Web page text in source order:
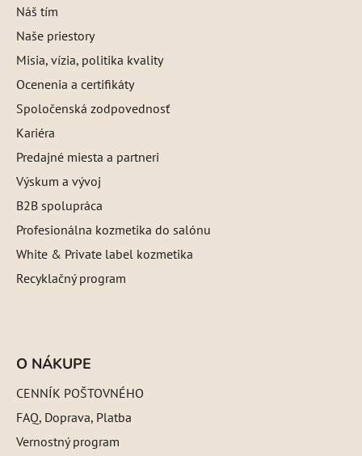
Náš tím
Naše priestory
Misia, vízia, politika kvality
Ocenenia a certifikáty
Spoločenská zodpovednosť
Kariéra
Predajné miesta a partneri
Výskum a vývoj
B2B spolupráca
Profesionálna kozmetika do salónu
White & Private label kozmetika
Recyklačný program
O NÁKUPE
CENNÍK POŠTOVNÉHO
FAQ, Doprava, Platba
Vernostný program